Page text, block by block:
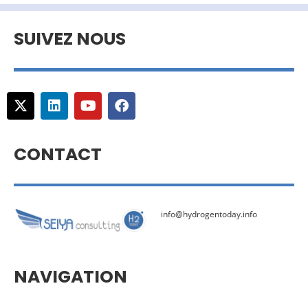
SUIVEZ NOUS
CONTACT
info@hydrogentoday.info
NAVIGATION